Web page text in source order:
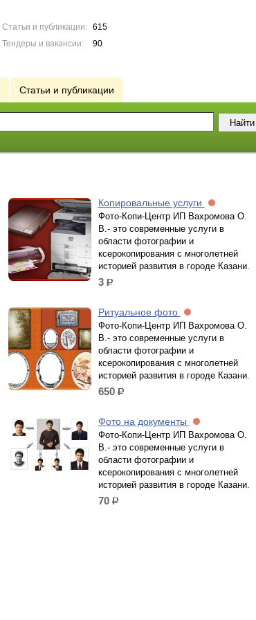
Статьи и публикации:
615
Тендеры и вакансии:
90
Статьи и публикации
Копировальные услуги
Фото-Копи-Центр ИП Вахромова О.
В.- это современные услуги в
области фотографии и
ксерокопирования с многолетней
историей развития в городе Казани.
3 р.
Ритуальное фото
Фото-Копи-Центр ИП Вахромова О.
В.- это современные услуги в
области фотографии и
ксерокопирования с многолетней
историей развития в городе Казани.
650 р.
Фото на документы
Фото-Копи-Центр ИП Вахромова О.
В.- это современные услуги в
области фотографии и
ксерокопирования с многолетней
историей развития в городе Казани.
70 р.